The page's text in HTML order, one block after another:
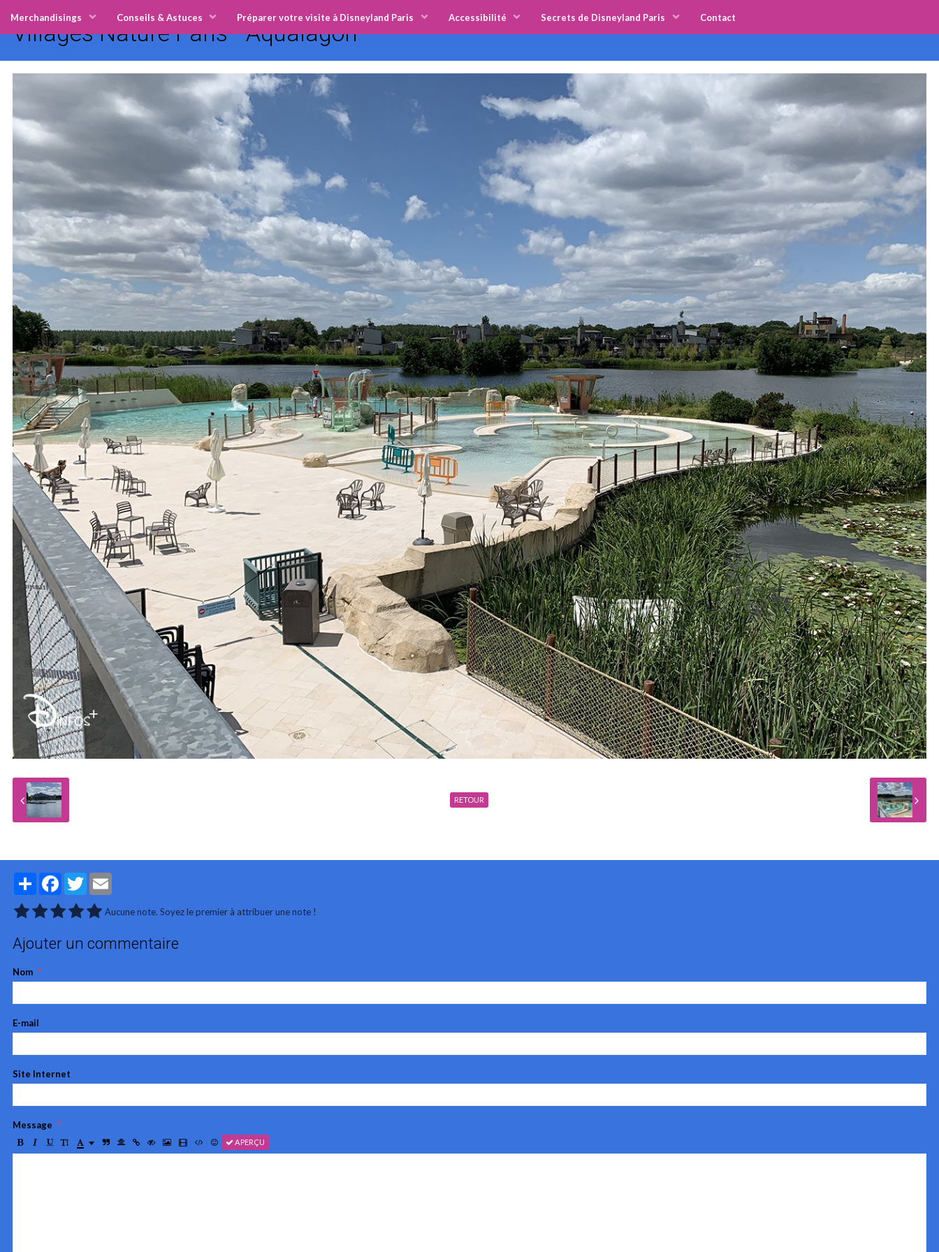
Merchandisings Conseils & Astuces Préparer votre visite à Disneyland Paris Accessibilité Secrets de Disneyland Paris Contact
Villages Nature Paris - Aqualagon
RETOUR
PartagerFacebookTwitter
Aucune note. Soyez le premier à attribuer une note !
Ajouter un commentaire
Nom
E-mail
Site Internet
Message
APERÇU